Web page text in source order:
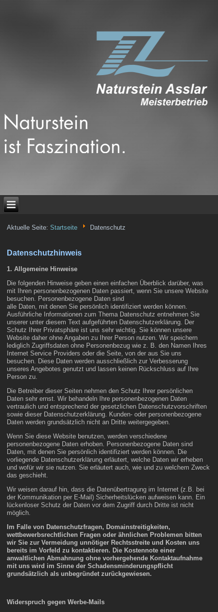
Aktuelle Seite:Startseite Datenschutz
Datenschutzhinweis
1. Allgemeine Hinweise
Die folgenden Hinweise geben einen einfachen Überblick darüber, was
mit Ihren personenbezogenen Daten passiert, wenn Sie unsere Website
besuchen. Personenbezogene Daten sind
alle Daten, mit denen Sie persönlich identifiziert werden können.
Ausführliche Informationen zum Thema Datenschutz entnehmen Sie
unserer unter diesem Text aufgeführten Datenschutzerklärung. Der
Schutz Ihrer Privatsphäre ist uns sehr wichtig. Sie können unsere
Website daher ohne Angaben zu Ihrer Person nutzen. Wir speichern
lediglich Zugriffsdaten ohne Personenbezug wie z. B. den Namen Ihres
Internet Service Providers oder die Seite, von der aus Sie uns
besuchen. Diese Daten werden ausschließlich zur Verbesserung
unseres Angebotes genutzt und lassen keinen Rückschluss auf Ihre
Person zu.
Die Betreiber dieser Seiten nehmen den Schutz Ihrer persönlichen
Daten sehr ernst. Wir behandeln Ihre personenbezogenen Daten
vertraulich und entsprechend der gesetzlichen Datenschutzvorschriften
sowie dieser Datenschutzerklärung. Kunden- oder personenbezogene
Daten werden grundsätzlich nicht an Dritte weitergegeben.
Wenn Sie diese Website benutzen, werden verschiedene
personenbezogene Daten erhoben. Personenbezogene Daten sind
Daten, mit denen Sie persönlich identifiziert werden können. Die
vorliegende Datenschutzerklärung erläutert, welche Daten wir erheben
und wofür wir sie nutzen. Sie erläutert auch, wie und zu welchem Zweck
das geschieht.
Wir weisen darauf hin, dass die Datenübertragung im Internet (z.B. bei
der Kommunikation per E-Mail) Sicherheitslücken aufweisen kann. Ein
lückenloser Schutz der Daten vor dem Zugriff durch Dritte ist nicht
möglich.
Im Falle von Datenschutzfragen, Domainstreitigkeiten,
wettbewerbsrechtlichen Fragen oder ähnlichen Problemen bitten
wir Sie zur Vermeidung unnötiger Rechtsstreite und Kosten uns
bereits im Vorfeld zu kontaktieren. Die Kostennote einer
anwaltlichen Abmahnung ohne vorhergehende Kontaktaufnahme
mit uns wird im Sinne der Schadensminderungspflicht
grundsätzlich als unbegründet zurückgewiesen.
Widerspruch gegen Werbe-Mails